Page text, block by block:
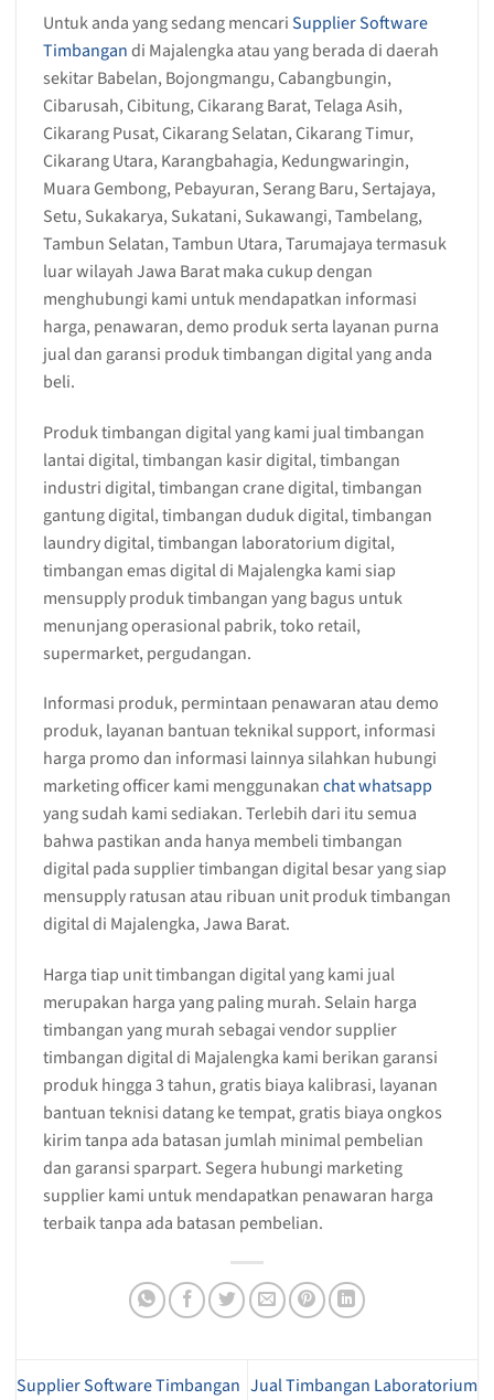
Untuk anda yang sedang mencariSupplier Software
Timbangandi Majalengka atau yang berada di daerah
sekitar Babelan, Bojongmangu, Cabangbungin,
Cibarusah, Cibitung, Cikarang Barat, Telaga Asih,
Cikarang Pusat, Cikarang Selatan, Cikarang Timur,
Cikarang Utara, Karangbahagia, Kedungwaringin,
Muara Gembong, Pebayuran, Serang Baru, Sertajaya,
Setu, Sukakarya, Sukatani, Sukawangi, Tambelang,
Tambun Selatan, Tambun Utara, Tarumajaya termasuk
luar wilayah Jawa Barat maka cukup dengan
menghubungi kami untuk mendapatkan informasi
harga, penawaran, demo produk serta layanan purna
jual dan garansi produk timbangan digital yang anda
beli.
Produk timbangan digital yang kami jual timbangan
lantai digital, timbangan kasir digital, timbangan
industri digital, timbangan crane digital, timbangan
gantung digital, timbangan duduk digital, timbangan
laundry digital, timbangan laboratorium digital,
timbangan emas digital di Majalengka kami siap
mensupply produk timbangan yang bagus untuk
menunjang operasional pabrik, toko retail,
supermarket, pergudangan.
Informasi produk, permintaan penawaran atau demo
produk, layanan bantuan teknikal support, informasi
harga promo dan informasi lainnya silahkan hubungi
marketing officer kami menggunakanchat whatsapp
yang sudah kami sediakan. Terlebih dari itu semua
bahwa pastikan anda hanya membeli timbangan
digital pada supplier timbangan digital besar yang siap
mensupply ratusan atau ribuan unit produk timbangan
digital di Majalengka, Jawa Barat.
Harga tiap unit timbangan digital yang kami jual
merupakan harga yang paling murah. Selain harga
timbangan yang murah sebagai vendor supplier
timbangan digital di Majalengka kami berikan garansi
produk hingga 3 tahun, gratis biaya kalibrasi, layanan
bantuan teknisi datang ke tempat, gratis biaya ongkos
kirim tanpa ada batasan jumlah minimal pembelian
dan garansi sparpart. Segera hubungi marketing
supplier kami untuk mendapatkan penawaran harga
terbaik tanpa ada batasan pembelian.
Supplier Software Timbangan Jual Timbangan Laboratorium